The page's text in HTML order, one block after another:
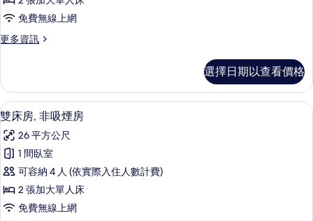
吸
房
所
有
相
片
免費無線上網
更多資訊
更
房,
吸
煙
的
詳
情
選擇日期以查看價格
顯
示
雙
床
房,
非
6
雙床房, 非吸煙房
26 平方公尺
1 間臥室
可容納 4 人 (依實際入住人數計費)
2 張加大單人床
免費無線上網